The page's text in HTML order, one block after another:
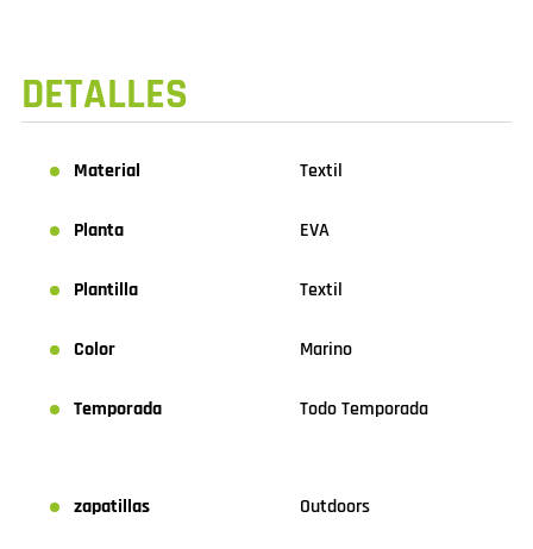
DETALLES
Material Textil
Planta EVA
Plantilla Textil
Color Marino
Temporada Todo Temporada
zapatillas Outdoors